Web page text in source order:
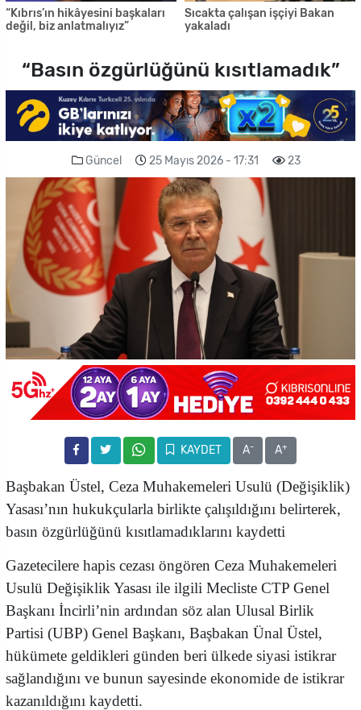
“Kıbrıs’ın hikâyesini başkaları
değil, biz anlatmalıyız”
Sıcakta çalışan işçiyi Bakan
yakaladı
“Basın özgürlüğünü kısıtlamadık”
Güncel 25 Mayıs 2026 - 17:31 23
KAYDET A- A+
Başbakan Üstel, Ceza Muhakemeleri Usulü (Değişiklik)
Yasası’nın hukukçularla birlikte çalışıldığını belirterek,
basın özgürlüğünü kısıtlamadıklarını kaydetti
Gazetecilere hapis cezası öngören Ceza Muhakemeleri
Usulü Değişiklik Yasası ile ilgili Mecliste CTP Genel
Başkanı İncirli’nin ardından söz alan Ulusal Birlik
Partisi (UBP) Genel Başkanı, Başbakan Ünal Üstel,
hükümete geldikleri günden beri ülkede siyasi istikrar
sağlandığını ve bunun sayesinde ekonomide de istikrar
kazanıldığını kaydetti.